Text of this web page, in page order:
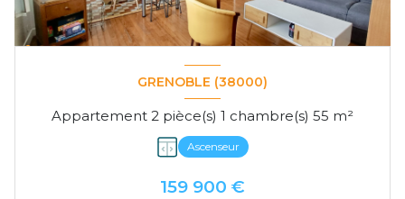
GRENOBLE (38000)
Appartement 2 pièce(s) 1 chambre(s) 55 m²
Ascenseur
159 900 €